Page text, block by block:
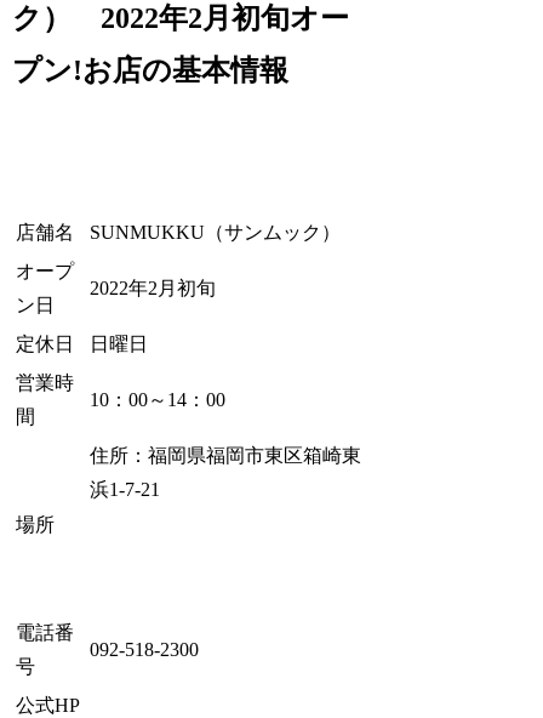
ク） 2022年2月初旬オー
プン!お店の基本情報
店舗名
SUNMUKKU（サンムック）
オープ
ン日
2022年2月初旬
定休日
日曜日
営業時
間
10：00～14：00
場所
住所：福岡県福岡市東区箱崎東
浜1-7-21
電話番
号
092-518-2300
公式HP